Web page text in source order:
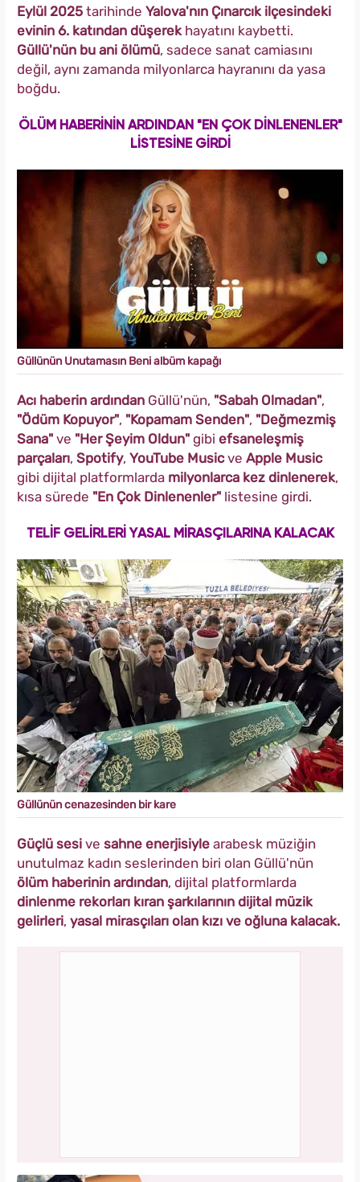
Eylül 2025 tarihinde Yalova'nın Çınarcık ilçesindeki
evinin 6. katından düşerekhayatını kaybetti.
Güllü'nün bu ani ölümü, sadece sanat camiasını
değil, aynı zamanda milyonlarca hayranını da yasa
boğdu.
ÖLÜM HABERİNİN ARDINDAN "EN ÇOK DİNLENENLER"
LİSTESİNE GİRDİ
Güllünün Unutamasın Beni albüm kapağı
Acı haberin ardından Güllü'nün, "Sabah Olmadan",
"Ödüm Kopuyor", "Kopamam Senden", "Değmezmiş
Sana" ve "Her Şeyim Oldun" gibi efsaneleşmiş
parçaları, Spotify, YouTube Musicve Apple Music
gibi dijital platformlarda milyonlarca kez dinlenerek,
kısa sürede "En Çok Dinlenenler" listesine girdi.
TELİF GELİRLERİ YASAL MİRASÇILARINA KALACAK
Güllünün cenazesinden bir kare
Güçlü sesi ve sahne enerjisiyle arabesk müziğin
unutulmaz kadın seslerinden biri olan Güllü'nün
ölüm haberinin ardından, dijital platformlarda
dinlenme rekorları kıran şarkılarının dijital müzik
gelirleri, yasal mirasçıları olan kızı ve oğluna kalacak.